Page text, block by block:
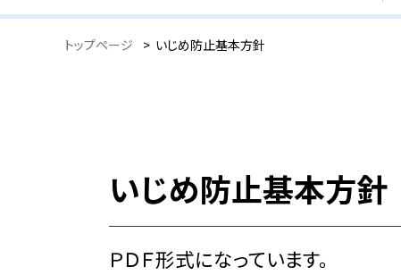
トップページ > いじめ防止基本方針
いじめ防止基本方針
ＰＤＦ形式になっています。